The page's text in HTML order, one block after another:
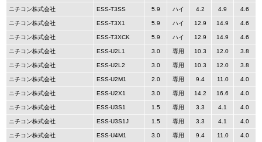
ニチコン株式会社 ESS-T3SS 5.9 ハイ 4.2 4.9 4.6
ニチコン株式会社 ESS-T3X1 5.9 ハイ 12.9 14.9 4.6
ニチコン株式会社 ESS-T3XCK 5.9 ハイ 12.9 14.9 4.6
ニチコン株式会社 ESS-U2L1 3.0 専用 10.3 12.0 3.8
ニチコン株式会社 ESS-U2L2 3.0 専用 10.3 12.0 3.8
ニチコン株式会社 ESS-U2M1 2.0 専用 9.4 11.0 4.0
ニチコン株式会社 ESS-U2X1 3.0 専用 14.2 16.6 4.0
ニチコン株式会社 ESS-U3S1 1.5 専用 3.3 4.1 4.0
ニチコン株式会社 ESS-U3S1J 1.5 専用 3.3 4.1 4.0
ニチコン株式会社 ESS-U4M1 3.0 専用 9.4 11.0 4.0